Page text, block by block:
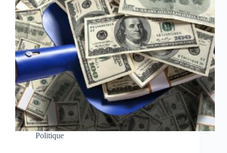
Politique